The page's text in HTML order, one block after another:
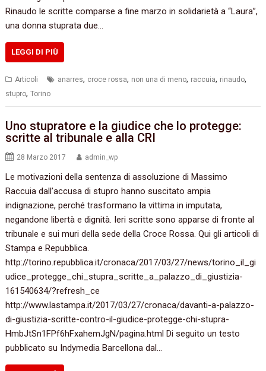
Rinaudo le scritte comparse a fine marzo in solidarietà a “Laura”,
una donna stuprata due…
LEGGI DI PIÙ
Articoli anarres, croce rossa, non una di meno, raccuia, rinaudo,
stupro,Torino
Uno stupratore e la giudice che lo protegge:
scritte al tribunale e alla CRI
28 Marzo 2017 admin_wp
Le motivazioni della sentenza di assoluzione di Massimo
Raccuia dall’accusa di stupro hanno suscitato ampia
indignazione, perché trasformano la vittima in imputata,
negandone libertà e dignità. Ieri scritte sono apparse di fronte al
tribunale e sui muri della sede della Croce Rossa. Qui gli articoli di
Stampa e Repubblica.
http://torino.repubblica.it/cronaca/2017/03/27/news/torino_il_gi
udice_protegge_chi_stupra_scritte_a_palazzo_di_giustizia-
161540634/?refresh_ce
http://www.lastampa.it/2017/03/27/cronaca/davanti-a-palazzo-
di-giustizia-scritte-contro-il-giudice-protegge-chi-stupra-
HmbJtSn1FPf6hFxahemJgN/pagina.html Di seguito un testo
pubblicato su Indymedia Barcellona dal…